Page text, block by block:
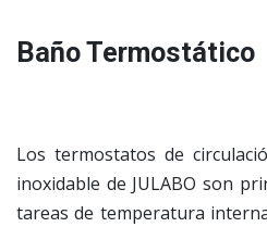
Baño Termostático
Los termostatos de
inoxidable de JULABO son
tareas de temperatura